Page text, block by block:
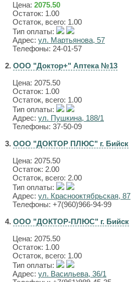
Цена: 2075.50
Остаток: 1.00
Остаток, всего: 1.00
Тип оплаты:
Адрес: ул. Мартьянова, 57
Телефоны: 24-01-57
2. ООО "Доктор+" Аптека №13
Цена: 2075.50
Остаток: 1.00
Остаток, всего: 1.00
Тип оплаты:
Адрес: ул. Пушкина, 188/1
Телефоны: 37-50-09
3. ООО "ДОКТОР ПЛЮС" г. Бийск
Цена: 2075.50
Остаток: 2.00
Остаток, всего: 2.00
Тип оплаты:
Адрес: ул. Краснооктябрьская, 87
Телефоны: +7(960)966-94-99
4. ООО "ДОКТОР-ПЛЮС" г. Бийск
Цена: 2075.50
Остаток: 1.00
Остаток, всего: 1.00
Тип оплаты:
Адрес: ул. Васильева, 36/1